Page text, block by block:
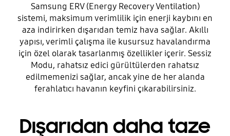
Samsung ERV (Energy Recovery Ventilation)
sistemi, maksimum verimlilik için enerji kaybını en
aza indirirken dışarıdan temiz hava sağlar. Akıllı
yapısı, verimli çalışma ile kusursuz havalandırma
için özel olarak tasarlanmış özellikler içerir. Sessiz
Modu, rahatsız edici gürültülerden rahatsız
edilmemenizi sağlar, ancak yine de her alanda
ferahlatıcı havanın keyfini çıkarabilirsiniz.
Dışarıdan daha taze